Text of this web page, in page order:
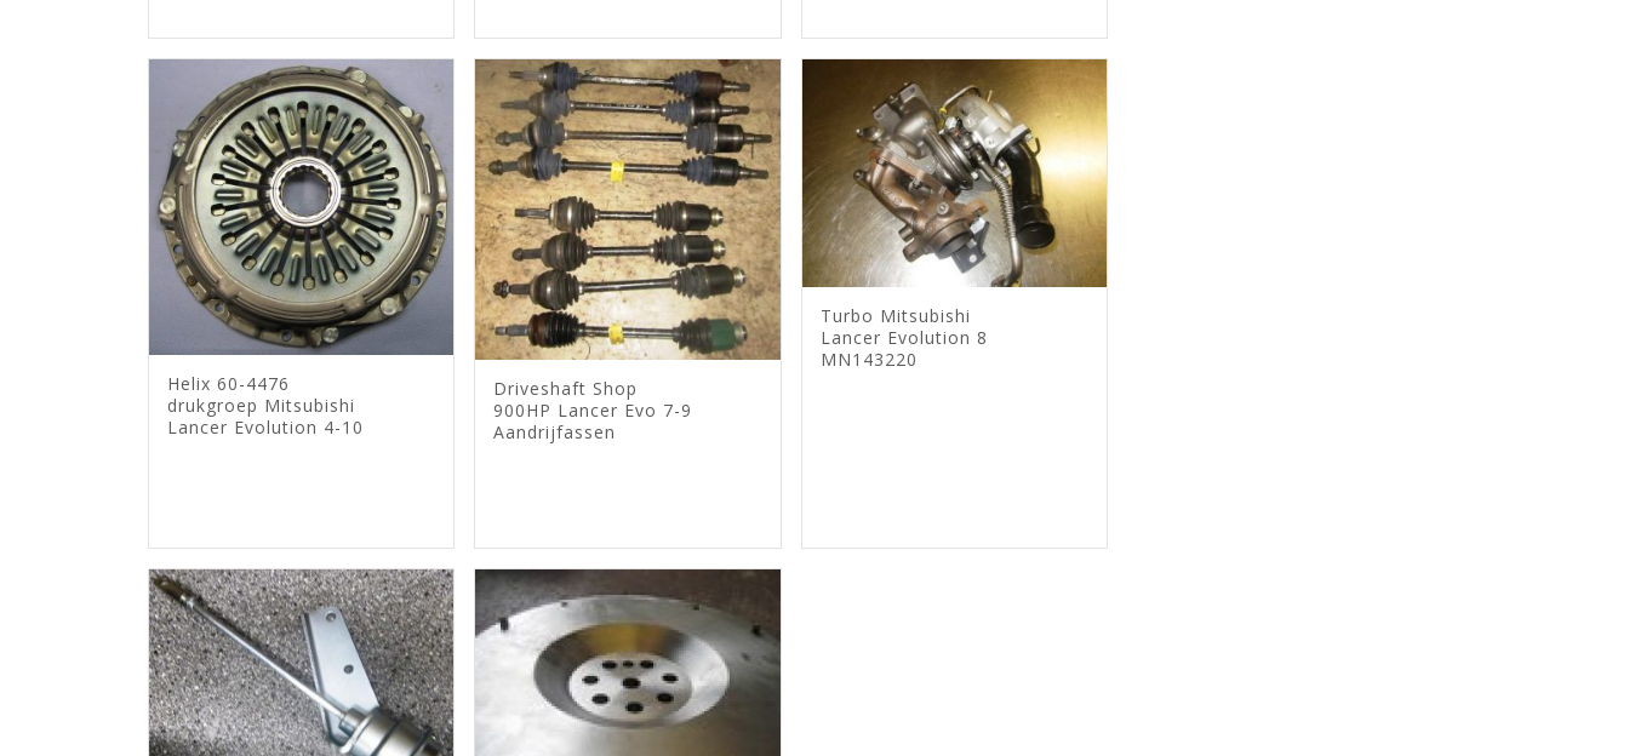
Helix 60-4476
drukgroep Mitsubishi
Lancer Evolution 4-10
Driveshaft Shop
900HP Lancer Evo 7-9
Aandrijfassen
Turbo Mitsubishi
Lancer Evolution 8
MN143220